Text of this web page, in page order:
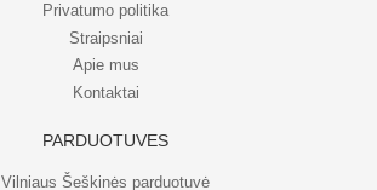
Privatumo politika
Straipsniai
Apie mus
Kontaktai
PARDUOTUVĖS
Vilniaus Šeškinės parduotuvė